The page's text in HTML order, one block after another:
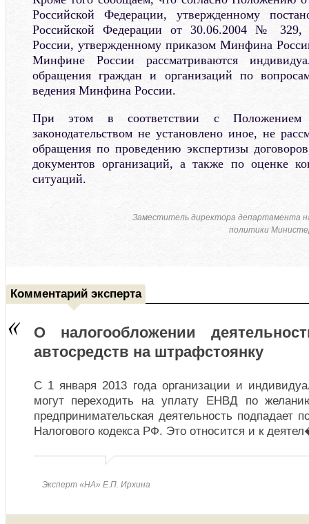
Российской Федерации, утвержденному
Российской Федерации от 30.06.2004 № 329,
России, утвержденному приказом Минфина
Минфине России рассматриваются
обращения граждан и организаций по
ведения Минфина России.
При этом в соответствии с Положением
законодательством не установлено иное, не
обращения по проведению экспертизы
документов организаций, а также по оценке
ситуаций.
Заместитель директора департамента
политики
Комментарий эксперта
О налогообложении
автосредств на штрафстоянку
С 1 января 2013 года организации и
могут переходить на уплату ЕНВД по
предпринимательская деятельность подпадает
Налогового кодекса РФ. Это относится и к
Эксперт «НА» Е.П. Ирхина